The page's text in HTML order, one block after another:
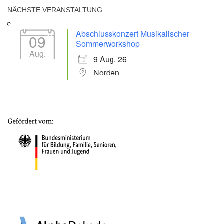
NÄCHSTE VERANSTALTUNG
09
Aug.
Abschlusskonzert Musikalischer
Sommerworkshop
9 Aug. 26
Norden